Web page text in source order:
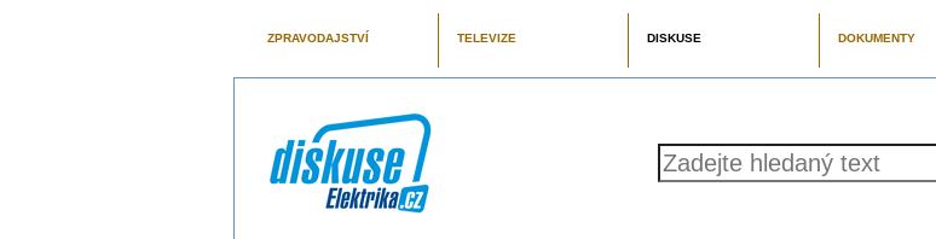
ZPRAVODAJSTVÍ TELEVIZE DISKUSE DOKUMENTY